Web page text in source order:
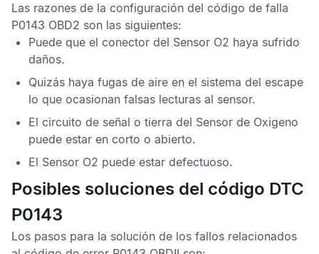
Las razones de la configuración del código de falla
P0143 OBD2 son las siguientes:
Puede que el conector del Sensor O2 haya sufrido
daños.
Quizás haya fugas de aire en el sistema del escape
lo que ocasionan falsas lecturas al sensor.
El circuito de señal o tierra del Sensor de Oxigeno
puede estar en corto o abierto.
El Sensor O2 puede estar defectuoso.
Posibles soluciones del código DTC
P0143
Los pasos para la solución de los fallos relacionados